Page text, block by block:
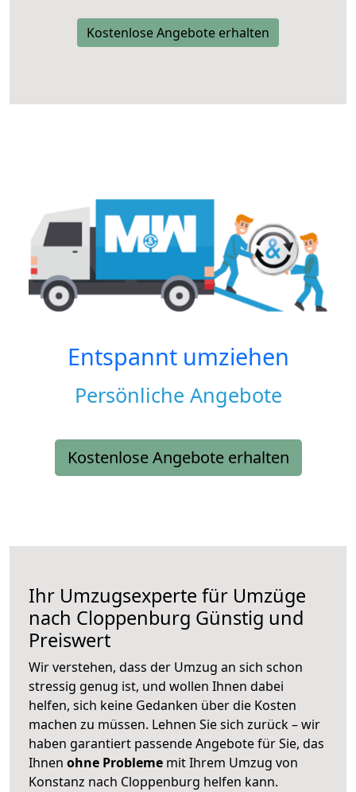
Kostenlose Angebote erhalten
Entspannt umziehen
Persönliche Angebote
Kostenlose Angebote erhalten
Ihr Umzugsexperte für Umzüge
nach Cloppenburg Günstig und
Preiswert
Wir verstehen, dass der Umzug an sich schon
stressig genug ist, und wollen Ihnen dabei
helfen, sich keine Gedanken über die Kosten
machen zu müssen. Lehnen Sie sich zurück – wir
haben garantiert passende Angebote für Sie, das
Ihnen ohne Probleme mit Ihrem Umzug von
Konstanz nach Cloppenburg helfen kann.